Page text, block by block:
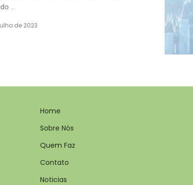
...
de 2023
Home
Sobre Nós
Quem Faz
Contato
Noticias